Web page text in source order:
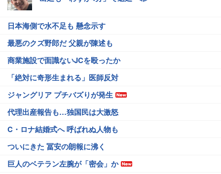
日本海側で水不足も 懸念示す
最悪のクズ野郎だ 父親が陳述も
商業施設で面識ないJCを殴ったか
「絶対に奇形生まれる」医師反対
ジャングリア プチバズりが発生
代理出産報告も…独国民は大激怒
C・ロナ結婚式へ 呼ばれぬ人物も
ついにきた 冨安の朗報に沸く
巨人のベテラン左腕が「密会」か